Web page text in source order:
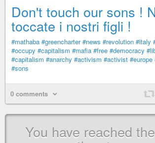
Don't touch our sons !
toccate i nostri figli !
#mathaba #greencharter #news #revolution #italy
#occupy #capitalism #mafia #free #democracy
#capitalism #anarchy #activism #activist #europe
#sons
0 comments
You have reached